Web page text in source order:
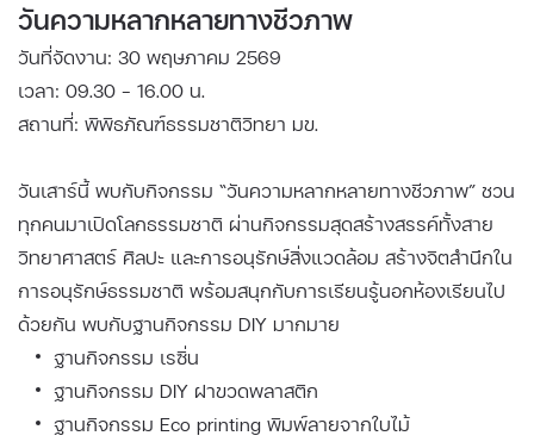
วันความหลากหลายทางชีวภาพ
วันที่จัดงาน: 30 พฤษภาคม 2569
เวลา: 09.30 - 16.00 น.
สถานที่: พิพิธภัณฑ์ธรรมชาติวิทยา มข.
วันเสาร์นี้ พบกับกิจกรรม “วันความหลากหลายทางชีวภาพ” ชวน
ทุกคนมาเปิดโลกธรรมชาติ ผ่านกิจกรรมสุดสร้างสรรค์ทั้งสาย
วิทยาศาสตร์ ศิลปะ และการอนุรักษ์สิ่งแวดล้อม สร้างจิตสำนึกใน
การอนุรักษ์ธรรมชาติ พร้อมสนุกกับการเรียนรู้นอกห้องเรียนไป
ด้วยกัน พบกับฐานกิจกรรม DIY มากมาย
ฐานกิจกรรม เรซิ่น
ฐานกิจกรรม DIY ฝาขวดพลาสติก
ฐานกิจกรรม Eco printing พิมพ์ลายจากใบไม้